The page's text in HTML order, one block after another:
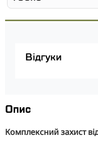
Відгуки
Опис
Комплексний захист